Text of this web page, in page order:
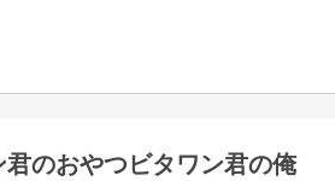
のおやつビタワン君の俺